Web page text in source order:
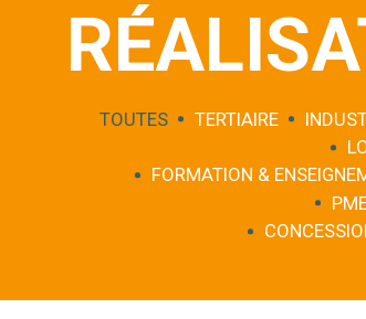
TOUTES TERTIAIRE
FORMATION &